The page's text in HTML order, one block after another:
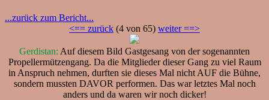
...zurück zum Bericht...
<== zurück (4 von 65) weiter ==>
Gerdistan: Auf diesem Bild Gastgesang von der sogenannten
Propellermützengang. Da die Mitglieder dieser Gang zu viel Raum
in Anspruch nehmen, durften sie dieses Mal nicht AUF die Bühne,
sondern mussten DAVOR performen. Das war letztes Mal noch
anders und da waren wir noch dicker!